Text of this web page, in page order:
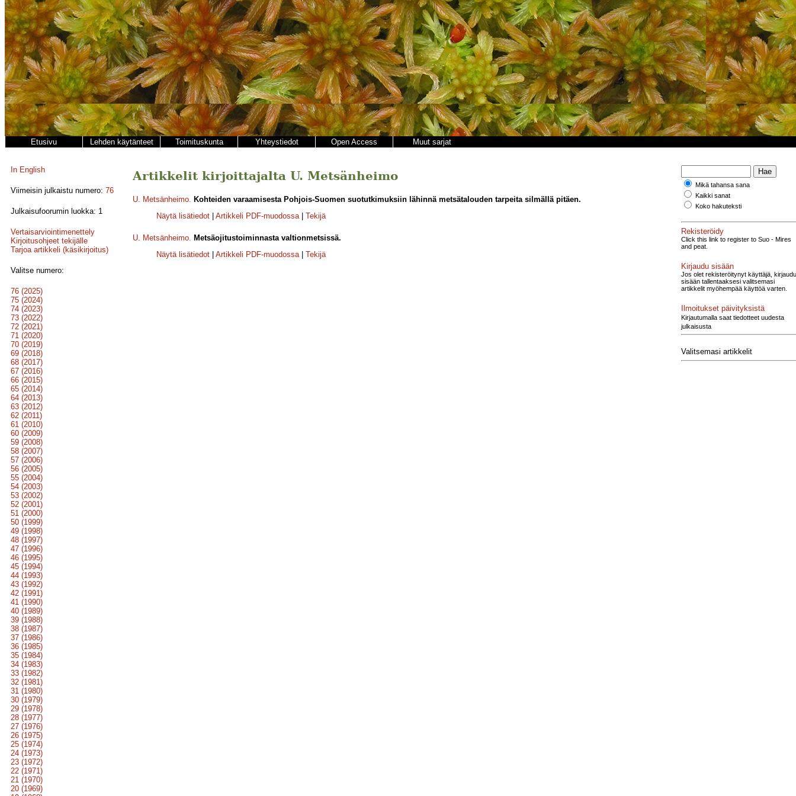
Etusivu Lehden käytänteet Toimituskunta Yhteystiedot Open Access Muut sarjat
In English
Viimeisin julkaistu numero: 76
Julkaisufoorumin luokka: 1
Vertaisarviointimenettely
Kirjoitusohjeet tekijälle
Tarjoa artikkeli (käsikirjoitus)
Valitse numero:
76 (2025)
75 (2024)
74 (2023)
73 (2022)
72 (2021)
71 (2020)
70 (2019)
69 (2018)
68 (2017)
67 (2016)
66 (2015)
65 (2014)
64 (2013)
63 (2012)
62 (2011)
61 (2010)
60 (2009)
59 (2008)
58 (2007)
57 (2006)
56 (2005)
55 (2004)
54 (2003)
53 (2002)
52 (2001)
51 (2000)
50 (1999)
49 (1998)
48 (1997)
47 (1996)
46 (1995)
45 (1994)
44 (1993)
43 (1992)
42 (1991)
41 (1990)
40 (1989)
39 (1988)
38 (1987)
37 (1986)
36 (1985)
35 (1984)
34 (1983)
33 (1982)
32 (1981)
31 (1980)
30 (1979)
29 (1978)
28 (1977)
27 (1976)
26 (1975)
25 (1974)
24 (1973)
23 (1972)
22 (1971)
21 (1970)
20 (1969)
Artikkelit kirjoittajalta U. Metsänheimo
U. Metsänheimo. Kohteiden varaamisesta Pohjois-Suomen suotutkimuksiin lähinnä metsätalouden tarpeita silmällä pitäen.
Näytä lisätiedot
Artikkeli PDF-muodossa| Tekijä
U. Metsänheimo. Metsäojitustoiminnasta valtionmetsissä.
Näytä lisätiedot
Artikkeli PDF-muodossa| Tekijä
Mikä tahansa sana
Kaikki sanat
Koko hakuteksti
Rekisteröidy
Click this link to register to Suo - Mires
and peat.
Kirjaudu sisään
Jos olet rekisteröitynyt käyttäjä, kirjaudu
sisään tallentaaksesi valitsemasi
artikkelit myöhempää käyttöä varten.
Ilmoitukset päivityksistä
Kirjautumalla saat tiedotteet uudesta
julkaisusta
Valitsemasi artikkelit